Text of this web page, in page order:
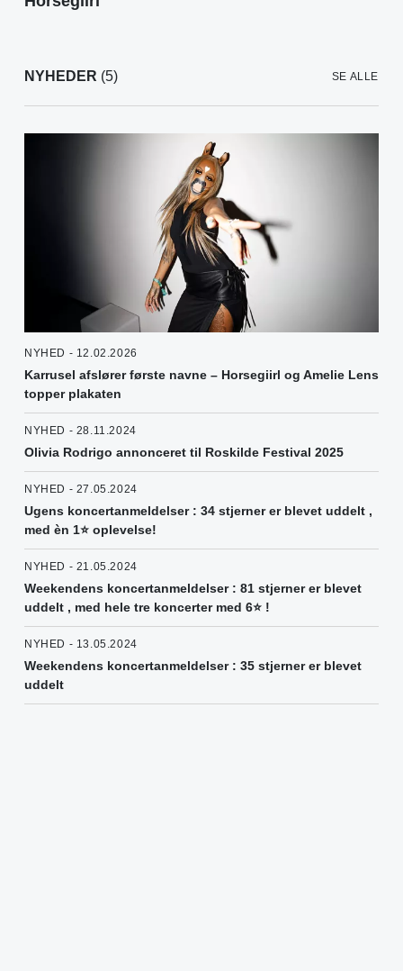
NYHEDER (5) SE ALLE
NYHED - 12.02.2026
Karrusel afslører første navne – Horsegiirl og Amelie Lens
topper plakaten
NYHED - 28.11.2024
Olivia Rodrigo annonceret til Roskilde Festival 2025
NYHED - 27.05.2024
Ugens koncertanmeldelser : 34 stjerner er blevet uddelt ,
med èn 1⭐️ oplevelse!
NYHED - 21.05.2024
Weekendens koncertanmeldelser : 81 stjerner er blevet
uddelt , med hele tre koncerter med 6⭐️ !
NYHED - 13.05.2024
Weekendens koncertanmeldelser : 35 stjerner er blevet
uddelt